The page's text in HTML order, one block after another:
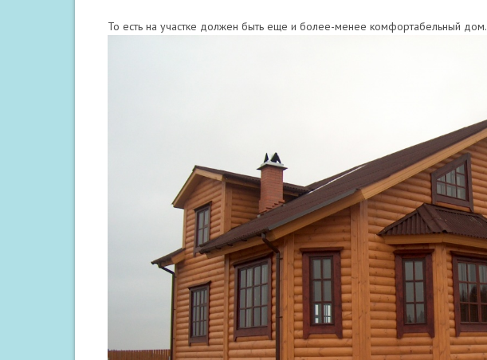
То есть на участке должен быть еще и более-менее комфортабельный дом.